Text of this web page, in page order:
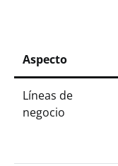
Aspecto
Líneas de
negocio